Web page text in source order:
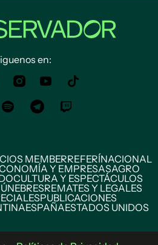
en:
MEMBERREFERÍNACIONAL
Y EMPRESASAGRO
CULTURA Y ESPECTÁCULOS
REMATES Y LEGALES
PUBLICACIONES
ESPAÑAESTADOS UNIDOS